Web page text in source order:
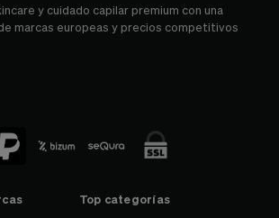
y cuidado capilar premium con una
marcas europeas y precios competitivos
Top categorías